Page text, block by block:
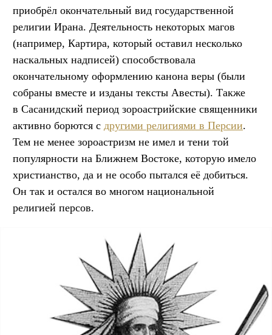
приобрёл окончательный вид государственной
религии Ирана. Деятельность некоторых магов
(например, Картира, который оставил несколько
наскальных надписей) способствовала
окончательному оформлению канона веры (были
собраны вместе и изданы тексты Авесты). Также
в Сасанидский период зороастрийские священники
активно борются с другими религиями в Персии.
Тем не менее зороастризм не имел и тени той
популярности на Ближнем Востоке, которую имело
христианство, да и не особо пытался её добиться.
Он так и остался во многом национальной
религией персов.